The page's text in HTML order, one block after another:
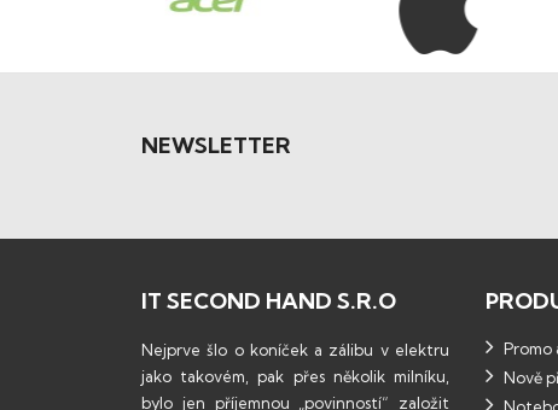
NEWSLETTER
IT SECOND HAND S.R.O
Nejprve šlo o koníček a zálibu v elektru
jako takovém, pak přes několik milníku,
bylo jen příjemnou „povinností“ založit
Promo
Nově